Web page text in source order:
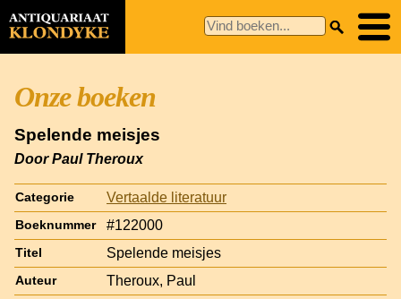
Onze boeken
Spelende meisjes
Door Paul Theroux
Categorie Vertaalde literatuur
Boeknummer #122000
Titel Spelende meisjes
Auteur Theroux, Paul